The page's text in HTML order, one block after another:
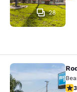
28
Rodeway